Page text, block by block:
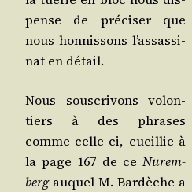
pense de pré­ci­ser que
nous hon­nis­sons l’as­sas­si­
nat en détail.
Nous sous­cri­vons volon­
tiers à des phrases
comme celle-ci, cueillie à
la page 167 de ce Nurem­
bergauquel M. Bar­dèche a